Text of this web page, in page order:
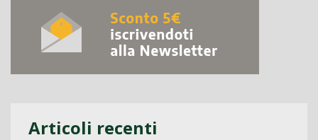
Articoli recenti